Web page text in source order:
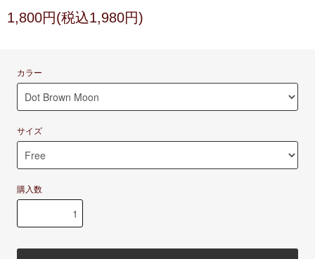
1,800円(税込1,980円)
カラー
サイズ
購入数